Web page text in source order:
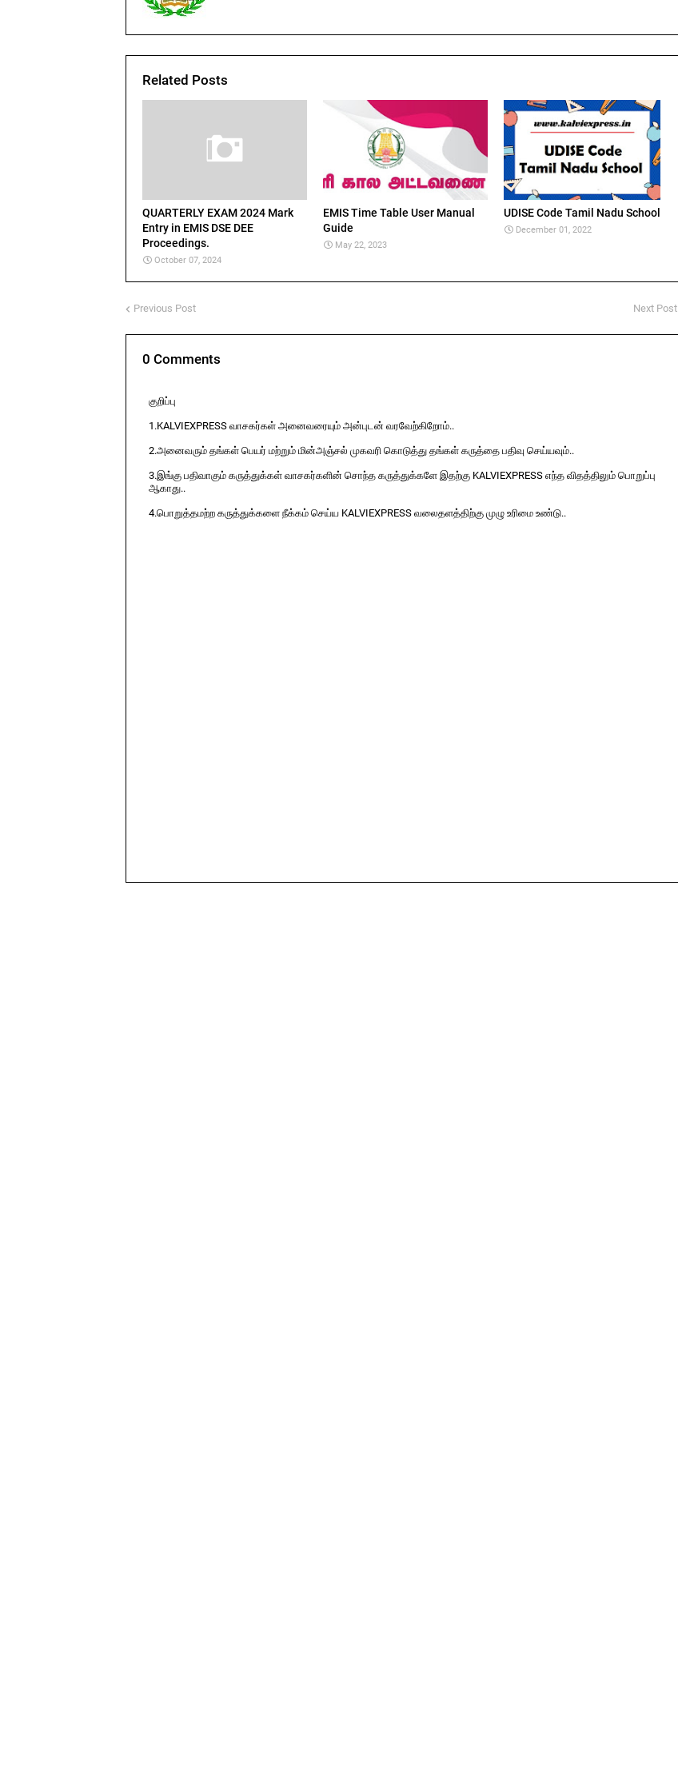
Related Posts
QUARTERLY EXAM 2024 Mark
Entry in EMIS DSE DEE
Proceedings.
October 07, 2024
EMIS Time Table User Manual
Guide
May 22, 2023
UDISE Code Tamil Nadu School
December 01, 2022
Previous Post Next Post
0 Comments
குறிப்பு
1.KALVIEXPRESS வாசகர்கள் அனைவரையும் அன்புடன் வரவேற்கிறோம்..
2.அனைவரும் தங்கள் பெயர் மற்றும் மின்அஞ்சல் முகவரி கொடுத்து தங்கள் கருத்தை பதிவு செய்யவும்..
3.இங்கு பதிவாகும் கருத்துக்கள் வாசகர்களின் சொந்த கருத்துக்களே இதற்கு KALVIEXPRESS எந்த விதத்திலும் பொறுப்பு
ஆகாது..
4.பொறுத்தமற்ற கருத்துக்களை நீக்கம் செய்ய KALVIEXPRESS வலைதளத்திற்கு முழு உரிமை உண்டு..